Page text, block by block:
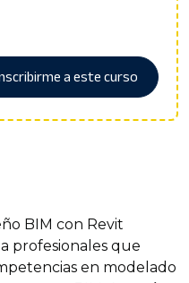
a este curso
BIM con Revit
profesionales que
en modelado